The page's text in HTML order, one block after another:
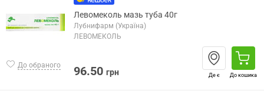
До обраного
Левомеколь мазь туба 40г
Лубнифарм (Україна)
ЛЕВОМЕКОЛЬ
96.50 грн Де є До кошика